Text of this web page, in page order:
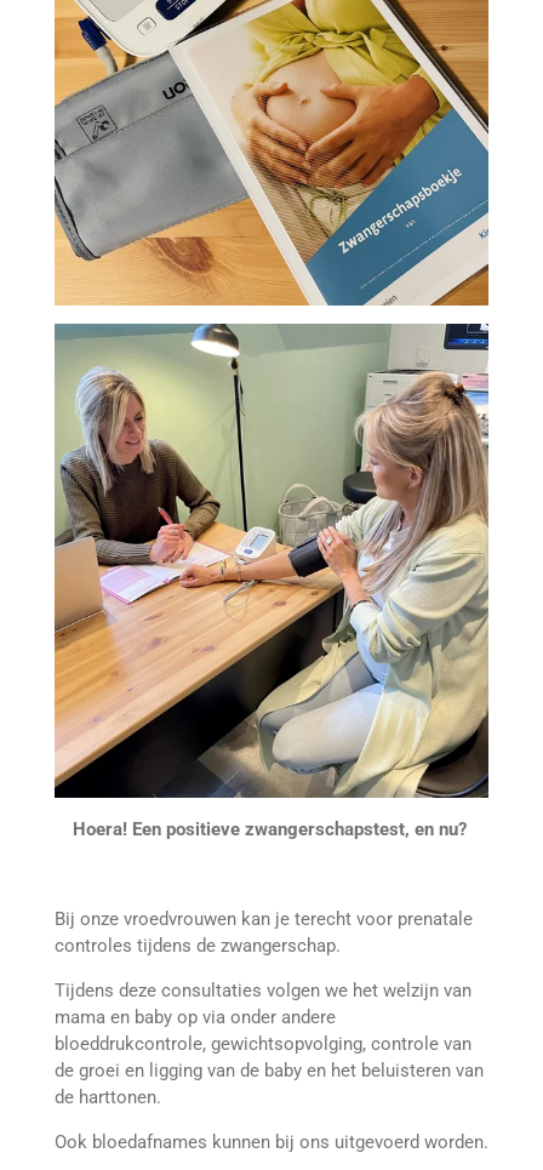
Hoera! Een positieve zwangerschapstest, en nu?
Bij onze vroedvrouwen kan je terecht voor prenatale
controles tijdens de zwangerschap.
Tijdens deze consultaties volgen we het welzijn van
mama en baby op via onder andere
bloeddrukcontrole, gewichtsopvolging, controle van
de groei en ligging van de baby en het beluisteren van
de harttonen.
Ook bloedafnames kunnen bij ons uitgevoerd worden.